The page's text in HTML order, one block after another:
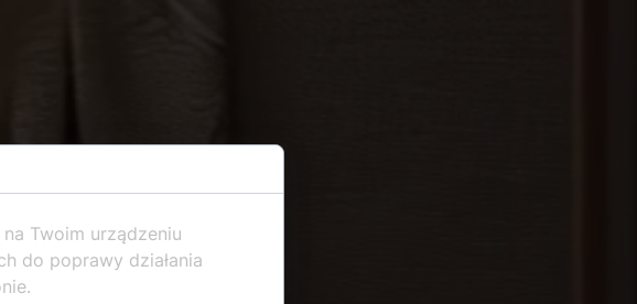
Twoim urządzeniu
do poprawy działania